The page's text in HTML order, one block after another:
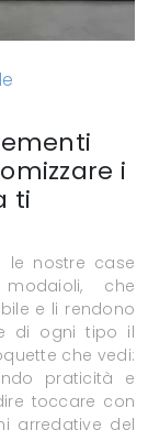
i
ti
le nostre case
che
e li rendono
di ogni tipo il
che vedi:
praticità e
toccare con
arredative del